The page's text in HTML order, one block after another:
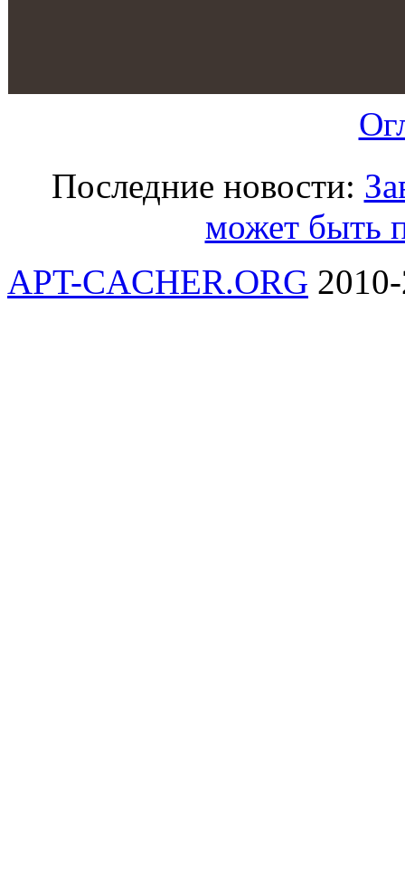
Последние новости:
может быть
APT-CACHER.ORG